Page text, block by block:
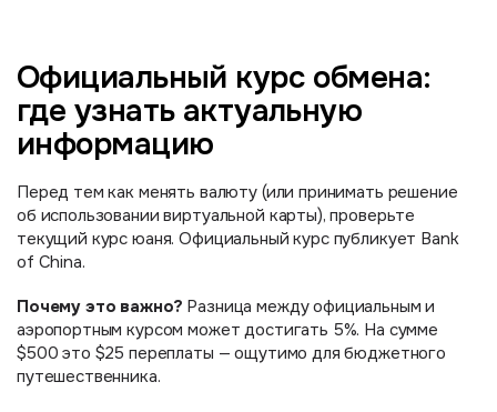
Официальный курс обмена:
где узнать актуальную
информацию
Перед тем как менять валюту (или принимать решение
об использовании виртуальной карты), проверьте
текущий курс юаня. Официальный курс публикует Bank
of China.
Почему это важно? Разница между официальным и
аэропортным курсом может достигать 5%. На сумме
$500 это $25 переплаты — ощутимо для бюджетного
путешественника.